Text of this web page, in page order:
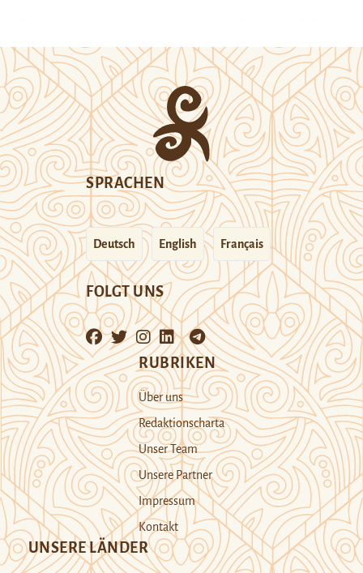
SPRACHEN
Deutsch English Français
FOLGT UNS
RUBRIKEN
Über uns
Redaktionscharta
Unser Team
Unsere Partner
Impressum
Kontakt
UNSERE LÄNDER